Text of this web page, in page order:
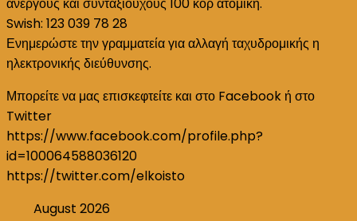
ανέργους και συνταξιούχους 100 κορ ατομική.
Swish: 123 039 78 28
Ενημερώστε την γραμματεία για αλλαγή ταχυδρομικής η
ηλεκτρονικής διεύθυνσης.
Μπορείτε να μας επισκεφτείτε και στο Facebook ή στο
Twitter
https://www.facebook.com/profile.php?
id=100064588036120
https://twitter.com/elkoisto
August 2026